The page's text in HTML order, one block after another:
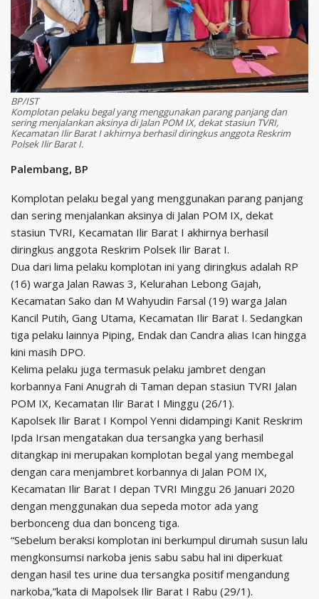
BP/IST
Komplotan pelaku begal yang menggunakan parang panjang dan
sering menjalankan aksinya di Jalan POM IX, dekat stasiun TVRI,
Kecamatan Ilir Barat I akhirnya berhasil diringkus anggota Reskrim
Polsek Ilir Barat I.
Palembang, BP
Komplotan pelaku begal yang menggunakan parang panjang
dan sering menjalankan aksinya di Jalan POM IX, dekat
stasiun TVRI, Kecamatan Ilir Barat I akhirnya berhasil
diringkus anggota Reskrim Polsek Ilir Barat I.
Dua dari lima pelaku komplotan ini yang diringkus adalah RP
(16) warga Jalan Rawas 3, Kelurahan Lebong Gajah,
Kecamatan Sako dan M Wahyudin Farsal (19) warga Jalan
Kancil Putih, Gang Utama, Kecamatan Ilir Barat I. Sedangkan
tiga pelaku lainnya Piping, Endak dan Candra alias Ican hingga
kini masih DPO.
Kelima pelaku juga termasuk pelaku jambret dengan
korbannya Fani Anugrah di Taman depan stasiun TVRI Jalan
POM IX, Kecamatan Ilir Barat I Minggu (26/1).
Kapolsek Ilir Barat I Kompol Yenni didampingi Kanit Reskrim
Ipda Irsan mengatakan dua tersangka yang berhasil
ditangkap ini merupakan komplotan begal yang membegal
dengan cara menjambret korbannya di Jalan POM IX,
Kecamatan Ilir Barat I depan TVRI Minggu 26 Januari 2020
dengan menggunakan dua sepeda motor ada yang
berbonceng dua dan bonceng tiga.
“Sebelum beraksi komplotan ini berkumpul dirumah susun lalu
mengkonsumsi narkoba jenis sabu sabu hal ini diperkuat
dengan hasil tes urine dua tersangka positif mengandung
narkoba,”kata di Mapolsek Ilir Barat I Rabu (29/1).